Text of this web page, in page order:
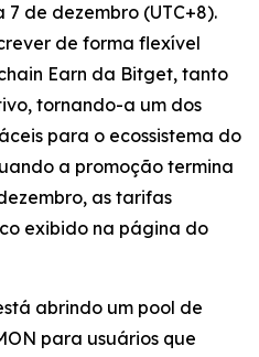
7 de dezembro (UTC+8).
de forma flexível
Earn da Bitget, tanto
tornando-a um dos
para o ecossistema do
a promoção termina
as tarifas
exibido na página do
abrindo um pool de
para usuários que